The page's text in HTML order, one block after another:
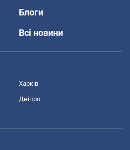
Блоги
Всі новини
Харків
Дніпро